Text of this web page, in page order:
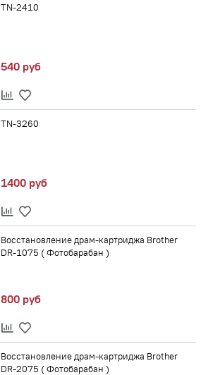
TN-2410
540 руб
TN-3260
1400 руб
Восстановление драм-картриджа Brother
DR-1075 ( Фотобарабан )
800 руб
Восстановление драм-картриджа Brother
DR-2075 ( Фотобарабан )